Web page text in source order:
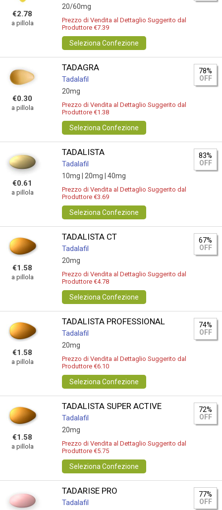
€2.78
a pillola
20/60mg
Prezzo di Vendita al Dettaglio Suggerito dal
Produttore €7.39
Seleziona Confezione
€0.30
a pillola
TADAGRA
Tadalafil
20mg
78%
OFF
Prezzo di Vendita al Dettaglio Suggerito dal
Produttore €1.38
Seleziona Confezione
€0.61
a pillola
TADALISTA
Tadalafil
10mg | 20mg | 40mg
83%
OFF
Prezzo di Vendita al Dettaglio Suggerito dal
Produttore €3.69
Seleziona Confezione
€1.58
a pillola
TADALISTA CT
Tadalafil
20mg
67%
OFF
Prezzo di Vendita al Dettaglio Suggerito dal
Produttore €4.78
Seleziona Confezione
€1.58
a pillola
TADALISTA PROFESSIONAL
Tadalafil
20mg
74%
OFF
Prezzo di Vendita al Dettaglio Suggerito dal
Produttore €6.10
Seleziona Confezione
€1.58
a pillola
TADALISTA SUPER ACTIVE
Tadalafil
20mg
72%
OFF
Prezzo di Vendita al Dettaglio Suggerito dal
Produttore €5.75
Seleziona Confezione
TADARISE PRO
Tadalafil
77%
OFF